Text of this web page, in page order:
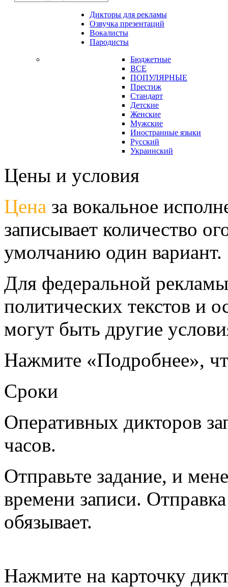
Дикторы для рекламы
Озвучка презентаций
Вокалисты
Пародисты
Бюджетные
ВСЕ
ПОПУЛЯРНЫЕ
Престиж
Стандарт
Детские
Женские
Мужские
Иностранные языки
Русский
Украинский
Цены и условия
Цена за вокальное
записывает количество
умолчанию один вариант.
Для федеральной
политических текстов и
могут быть другие
Нажмите «Подробнее»,
Сроки
Оперативных дикторов
часов.
Отправьте задание, и
времени записи.
обязывает.
Нажмите на карточку